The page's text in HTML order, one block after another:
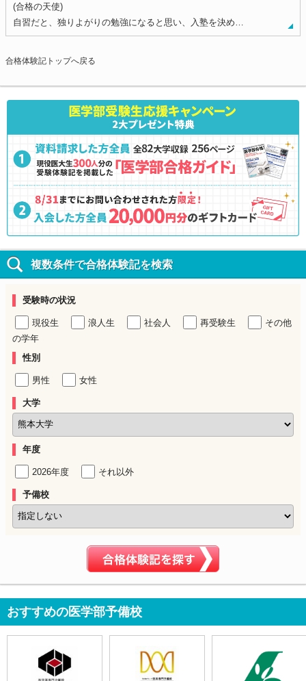
(合格の天使)
自習だと、独りよがりの勉強になると思い、入塾を決め…
合格体験記トップへ戻る
複数条件で合格体験記を検索
受験時の状況
現役生 浪人生 社会人 再受験生
その他
の学年
性別
男性 女性
大学
年度
2026年度 それ以外
予備校
おすすめの医学部予備校